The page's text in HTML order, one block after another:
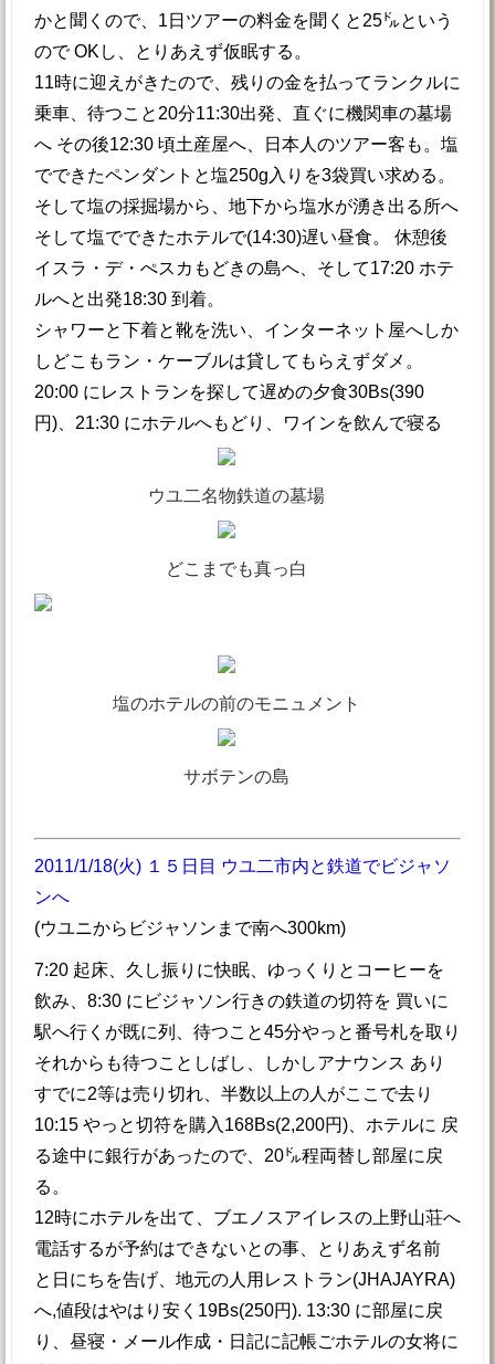
かと聞くので、1日ツアーの料金を聞くと25㌦という
ので OKし、とりあえず仮眠する。
11時に迎えがきたので、残りの金を払ってランクルに
乗車、待つこと20分11:30出発、直ぐに機関車の墓場
へ その後12:30 頃土産屋へ、日本人のツアー客も。塩
でできたペンダントと塩250g入りを3袋買い求める。
そして塩の採掘場から、地下から塩水が湧き出る所へ
そして塩でできたホテルで(14:30)遅い昼食。 休憩後
イスラ・デ・ぺスカもどきの島へ、そして17:20 ホテ
ルへと出発18:30 到着。
シャワーと下着と靴を洗い、インターネット屋へしか
しどこもラン・ケーブルは貸してもらえずダメ。
20:00 にレストランを探して遅めの夕食30Bs(390
円)、21:30 にホテルへもどり、ワインを飲んで寝る
ウユ二名物鉄道の墓場
どこまでも真っ白
塩のホテルの前のモニュメント
サボテンの島
2011/1/18(火) １５日目 ウユ二市内と鉄道でビジャソ
ンへ
(ウユニからビジャソンまで南へ300km)
7:20 起床、久し振りに快眠、ゆっくりとコーヒーを
飲み、8:30 にビジャソン行きの鉄道の切符を 買いに
駅へ行くが既に列、待つこと45分やっと番号札を取り
それからも待つことしばし、しかしアナウンス あり
すでに2等は売り切れ、半数以上の人がここで去り
10:15 やっと切符を購入168Bs(2,200円)、ホテルに 戻
る途中に銀行があったので、20㌦程両替し部屋に戻
る。
12時にホテルを出て、ブエノスアイレスの上野山荘へ
電話するが予約はできないとの事、とりあえず名前
と日にちを告げ、地元の人用レストラン(JHAJAYRA)
へ,値段はやはり安く19Bs(250円). 13:30 に部屋に戻
り、昼寝・メール作成・日記に記帳ごホテルの女将に